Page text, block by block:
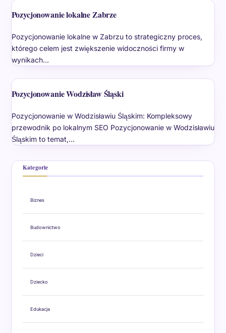
Pozycjonowanie lokalne Zabrze
Pozycjonowanie lokalne w Zabrzu to strategiczny proces,
którego celem jest zwiększenie widoczności firmy w
wynikach…
Pozycjonowanie Wodzisław Śląski
Pozycjonowanie w Wodzisławiu Śląskim: Kompleksowy
przewodnik po lokalnym SEO Pozycjonowanie w Wodzisławiu
Śląskim to temat,…
Kategorie
Biznes
Budownictwo
Dzieci
Dziecko
Edukacja